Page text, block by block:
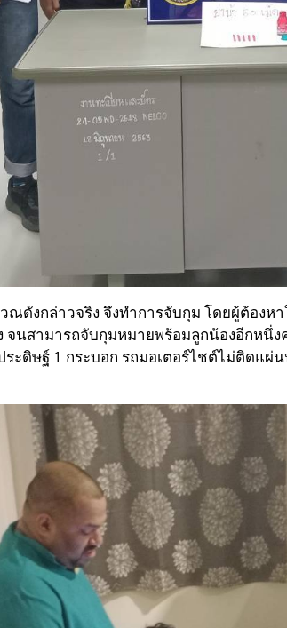
ณดังกล่าวจริง จึงทำการจับกุม โดยผู้ต้อง
จนสามารถจับกุมหมายพร้อมลูกน้องอีกหนึ่ง
ะดิษฐ์ 1 กระบอก รถมอเตอร์ไชต์ไม่ติดแผ่